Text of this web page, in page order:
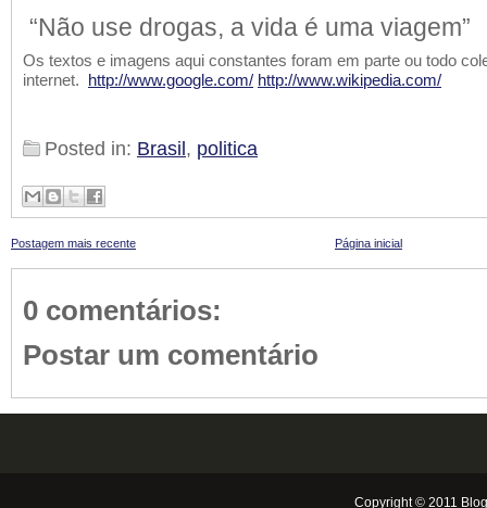
“Não use drogas, a vida é uma viagem”
Os textos e imagens aqui constantes foram em parte ou todo
internet. http://www.google.com/ http://www.wikipedia.com/
Posted in: Brasil , politica
Postagem mais recente Página inicial
0 comentários:
Postar um comentário
Copyright © 2011